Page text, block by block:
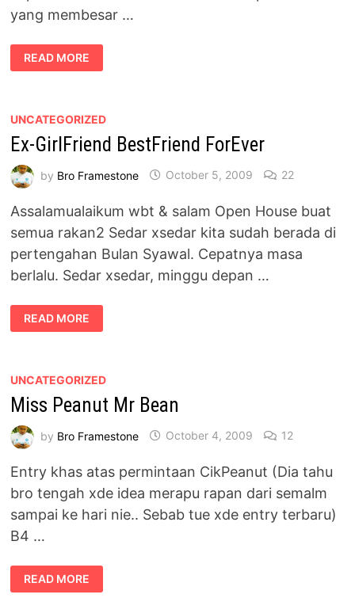
yang membesar …
THE
END
OF
READ MORE
UNCATEGORIZED
Ex-GirlFriend BestFriend ForEver
by Bro Framestone October 5, 2009 22
Assalamualaikum wbt & salam Open House buat
semua rakan2 Sedar xsedar kita sudah berada di
pertengahan Bulan Syawal. Cepatnya masa
berlalu. Sedar xsedar, minggu depan …
EX-
GIRLFRIEND
BESTFRIEND
READ MORE
UNCATEGORIZED
Miss Peanut Mr Bean
by Bro Framestone October 4, 2009 12
Entry khas atas permintaan CikPeanut (Dia tahu
bro tengah xde idea merapu rapan dari semalm
sampai ke hari nie.. Sebab tue xde entry terbaru)
B4 …
MISS
PEANUT
MR
READ MORE